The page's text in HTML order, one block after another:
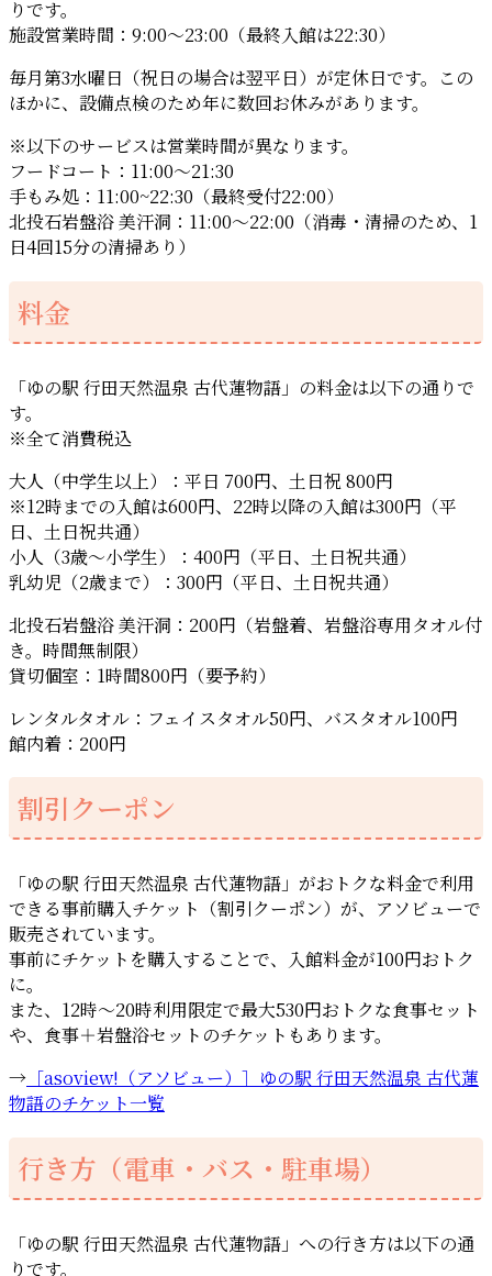
りです。
施設営業時間：9:00〜23:00（最終入館は22:30）
毎月第3水曜日（祝日の場合は翌平日）が定休日です。この
ほかに、設備点検のため年に数回お休みがあります。
※以下のサービスは営業時間が異なります。
フードコート：11:00～21:30
手もみ処：11:00~22:30（最終受付22:00）
北投石岩盤浴 美汗洞：11:00～22:00（消毒・清掃のため、1
日4回15分の清掃あり）
料金
「ゆの駅 行田天然温泉 古代蓮物語」の料金は以下の通りで
す。
※全て消費税込
大人（中学生以上）：平日 700円、土日祝 800円
※12時までの入館は600円、22時以降の入館は300円（平
日、土日祝共通）
小人（3歳～小学生）：400円（平日、土日祝共通）
乳幼児（2歳まで）：300円（平日、土日祝共通）
北投石岩盤浴 美汗洞：200円（岩盤着、岩盤浴専用タオル付
き。時間無制限）
貸切個室：1時間800円（要予約）
レンタルタオル：フェイスタオル50円、バスタオル100円
館内着：200円
割引クーポン
「ゆの駅 行田天然温泉 古代蓮物語」がおトクな料金で利用
できる事前購入チケット（割引クーポン）が、アソビューで
販売されています。
事前にチケットを購入することで、入館料金が100円おトク
に。
また、12時～20時利用限定で最大530円おトクな食事セット
や、食事＋岩盤浴セットのチケットもあります。
→ ［asoview!（アソビュー）］ゆの駅 行田天然温泉 古代蓮
物語のチケット一覧
行き方（電車・バス・駐車場）
「ゆの駅 行田天然温泉 古代蓮物語」への行き方は以下の通
りです。